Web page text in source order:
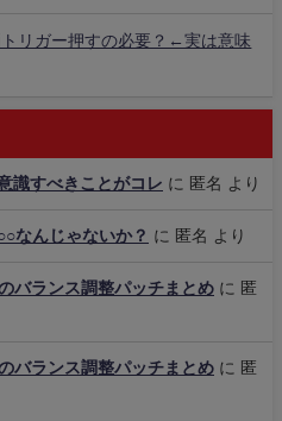
トリガー押すの必要？←実は意味
識すべきことがコレ に 匿名 より
なんじゃないか？ に 匿名 より
バランス調整パッチまとめ に 匿
バランス調整パッチまとめ に 匿